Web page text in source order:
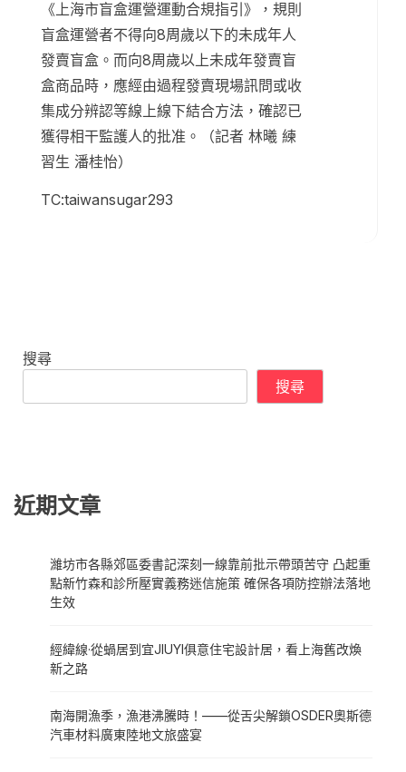
《上海市盲盒運營運動合規指引》，規則
盲盒運營者不得向8周歲以下的未成年人
發賣盲盒。而向8周歲以上未成年發賣盲
盒商品時，應經由過程發賣現場訊問或收
集成分辨認等線上線下結合方法，確認已
獲得相干監護人的批准。（記者 林曦 練
習生 潘桂怡）
TC:taiwansugar293
搜尋
搜尋
近期文章
濰坊市各縣郊區委書記深刻一線靠前批示帶頭苦守 凸起重
點新竹森和診所壓實義務迷信施策 確保各項防控辦法落地
生效
經緯線·從蝸居到宜JIUYI俱意住宅設計居，看上海舊改煥
新之路
南海開漁季，漁港沸騰時！——從舌尖解鎖OSDER奧斯德
汽車材料廣東陸地文旅盛宴